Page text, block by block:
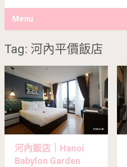
Menu
Tag: 河內平價飯店
河內飯店｜Hanoi
Babylon Garden